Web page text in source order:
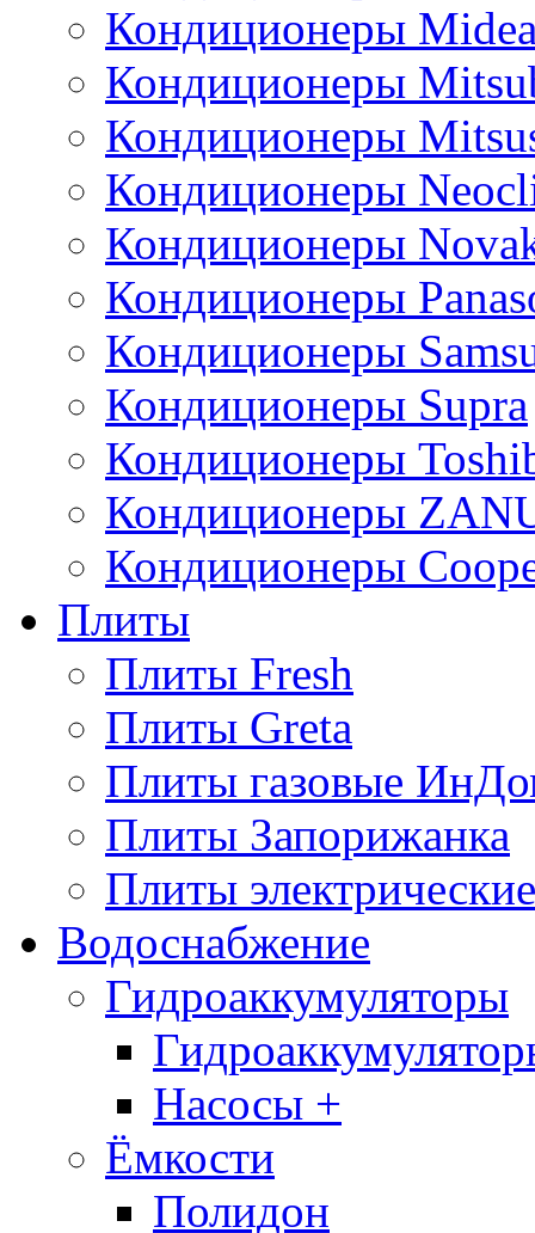
Кондиционеры
Кондиционеры
Кондиционеры
Кондиционеры
Кондиционеры
Кондиционеры
Кондиционеры
Кондиционеры Supra
Кондиционеры
Кондиционеры
Кондиционеры
Плиты
Плиты Fresh
Плиты Greta
Плиты газовые
Плиты Запорижанка
Плиты
Водоснабжение
Гидроаккумуляторы
Насосы +
Ёмкости
Полидон